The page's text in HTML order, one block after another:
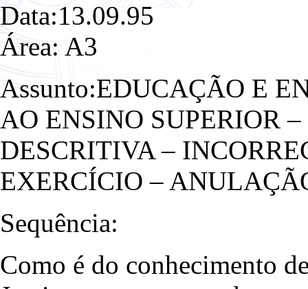
Data:13.09.95
Área: A3
Assunto:EDUCAÇÃO E
AO ENSINO SUPERIOR
DESCRITIVA –
EXERCÍCIO –
Sequência:
Como é do conhecimento